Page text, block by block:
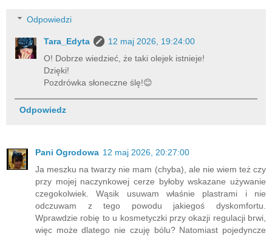
Odpowiedzi
Tara_Edyta
12 maj 2026, 19:24:00
O! Dobrze wiedzieć, że taki olejek istnieje!
Dzięki!
Pozdrówka słoneczne ślę!😊
Odpowiedz
Pani Ogrodowa 12 maj 2026, 20:27:00
Ja meszku na twarzy nie mam (chyba), ale nie wiem też czy
przy mojej naczynkowej cerze byłoby wskazane używanie
czegokolwiek. Wąsik usuwam właśnie plastrami i nie
odczuwam z tego powodu jakiegoś dyskomfortu.
Wprawdzie robię to u kosmetyczki przy okazji regulacji brwi,
więc może dlatego nie czuję bólu? Natomiast pojedyncze